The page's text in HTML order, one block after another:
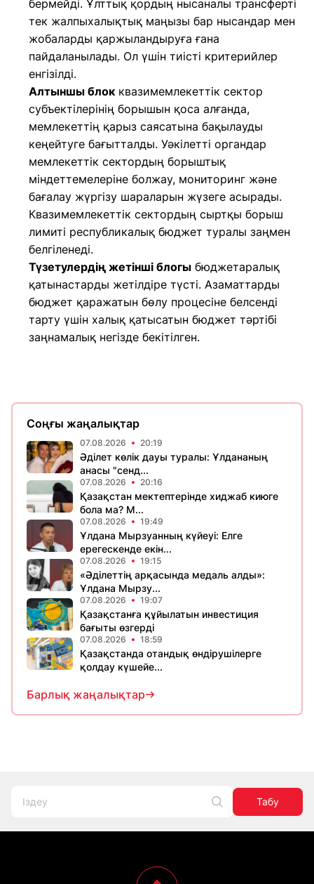
бермейді. Ұлттық қордың нысаналы трансферті
тек жалпыхалықтық маңызы бар нысандар мен
жобаларды қаржыландыруға ғана
пайдаланылады. Ол үшін тиісті критерийлер
енгізілді.
Алтыншы блок квазимемлекеттік сектор
субъектілерінің борышын қоса алғанда,
мемлекеттің қарыз саясатына бақылауды
кеңейтуге бағытталды. Уәкілетті органдар
мемлекеттік сектордың борыштық
міндеттемелеріне болжау, мониторинг және
бағалау жүргізу шараларын жүзеге асырады.
Квазимемлекеттік сектордың сыртқы борыш
лимиті республикалық бюджет туралы заңмен
белгіленеді.
Түзетулердің жетінші блогы бюджетаралық
қатынастарды жетілдіре түсті. Азаматтарды
бюджет қаражатын бөлу процесіне белсенді
тарту үшін халық қатысатын бюджет тәртібі
заңнамалық негізде бекітілген.
Соңғы жаңалықтар
07.08.2026 20:19
Әділет көлік дауы туралы: Ұлдананың
анасы "сенд...
07.08.2026 20:16
Қазақстан мектептерінде хиджаб киюге
бола ма? М...
07.08.2026 19:49
Ұлдана Мырзуанның күйеуі: Елге
ерегескенде екін...
07.08.2026 19:15
«Әділеттің арқасында медаль алды»:
Ұлдана Мырзу...
07.08.2026 19:07
Қазақстанға құйылатын инвестиция
бағыты өзгерді
07.08.2026 18:59
Қазақстанда отандық өндірушілерге
қолдау күшейе...
Барлық жаңалықтар
Табу